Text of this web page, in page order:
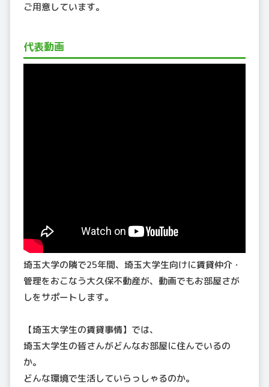
ご用意しています。
代表動画
埼玉大学の隣で25年間、埼玉大学生向けに賃貸仲介・
管理をおこなう大久保不動産が、動画でもお部屋さが
しをサポートします。
【埼玉大学生の賃貸事情】では、
埼玉大学生の皆さんがどんなお部屋に住んでいるの
か。
どんな環境で生活していらっしゃるのか。